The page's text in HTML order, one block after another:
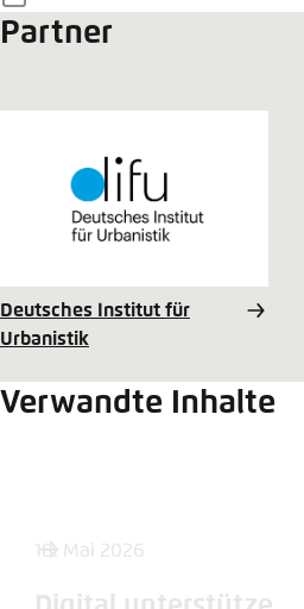
E-
Mail
Partner
Deutsches Institut für
Urbanistik
Verwandte Inhalte
18. Mai 2026